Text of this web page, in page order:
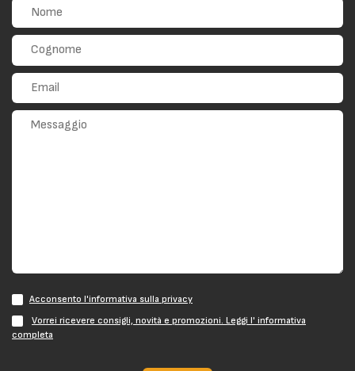
Acconsento l'informativa sulla privacy
Vorrei ricevere consigli, novità e promozioni. Leggi l' informativa
completa